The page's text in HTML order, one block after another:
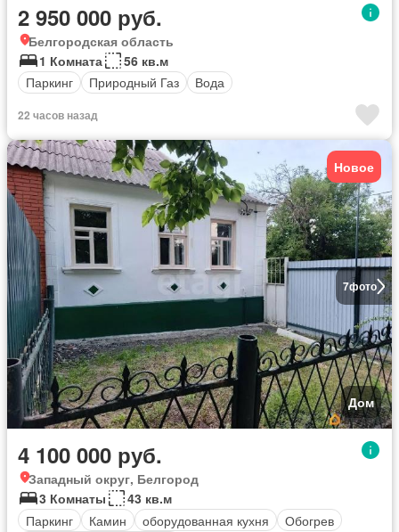
2 950 000 руб.
Белгородская область
1 Комната
56 кв.м
Паркинг
Природный Газ Вода
22 часов назад
7фото
Новое
Дом
4 100 000 руб.
Западный округ, Белгород
3 Комнаты
43 кв.м
Паркинг
Камин оборудованная кухня
Обогрев